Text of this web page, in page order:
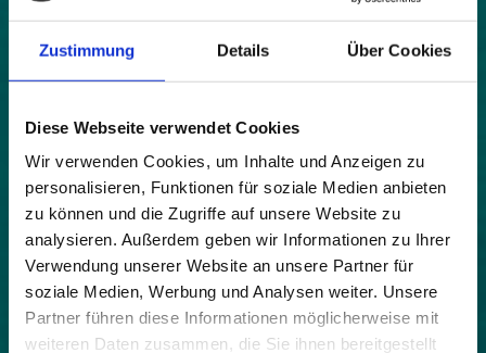
Zustimmung Details Über Cookies
Diese Webseite verwendet Cookies
Wir verwenden Cookies, um Inhalte und Anzeigen zu
personalisieren, Funktionen für soziale Medien anbieten
zu können und die Zugriffe auf unsere Website zu
analysieren. Außerdem geben wir Informationen zu Ihrer
Verwendung unserer Website an unsere Partner für
soziale Medien, Werbung und Analysen weiter. Unsere
Partner führen diese Informationen möglicherweise mit
weiteren Daten zusammen, die Sie ihnen bereitgestellt
Diskussionen zur regionalen
Landwirtschaft an.
Ergebnisse. Das haben wir erreicht.
Das Ergebnis von lokalem Anbau und
ist weit mehr als Mehl. Das Projekt hat von sich
reden gemacht und Diskussionen zur regionalen
Landwirtschaft angestossen. Durch die breite
Kommunikation werden hoffentlich andere
Unternehmer und Landwirte im Tal neugierig und
die lokale Produktion bekommt Aufwind.
Zutaten: Was es zum Gelingen braucht